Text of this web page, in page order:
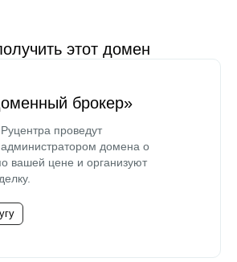
этот домен
брокер»
проведут
домена о
вашей цене и организуют